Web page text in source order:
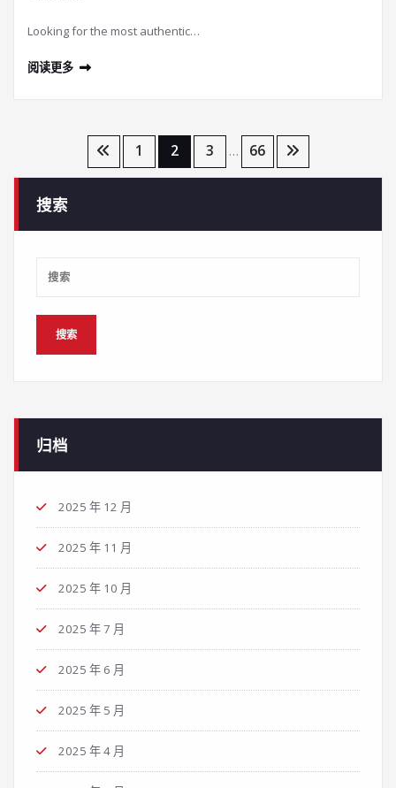
Looking for the most authentic…
阅读更多
导
1 2 3 … 66
搜索
归档
2025 年 12 月
2025 年 11 月
2025 年 10 月
2025 年 7 月
2025 年 6 月
2025 年 5 月
2025 年 4 月